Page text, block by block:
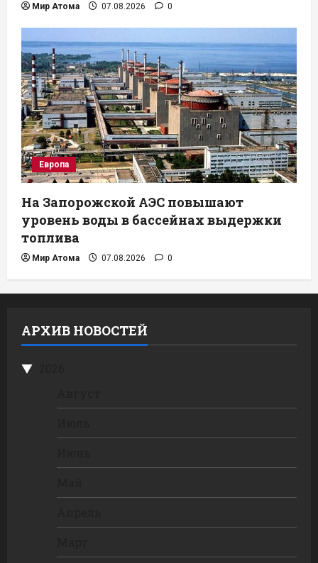
Мир Атома 07.08.2026 0
Европа
На Запорожской АЭС повышают
уровень воды в бассейнах выдержки
топлива
Мир Атома 07.08.2026 0
АРХИВ НОВОСТЕЙ